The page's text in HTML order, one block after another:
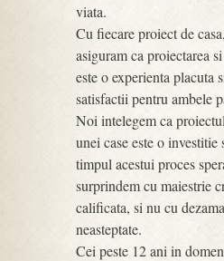
viata.
Cu fiecare proiect de
asiguram ca proiectarea
este o experienta placuta
satisfactii pentru ambele
Noi intelegem ca
unei case este o investitie
timpul acestui proces
surprindem cu maiestrie
calificata, si nu cu
neasteptate.
Cei peste 12 ani in